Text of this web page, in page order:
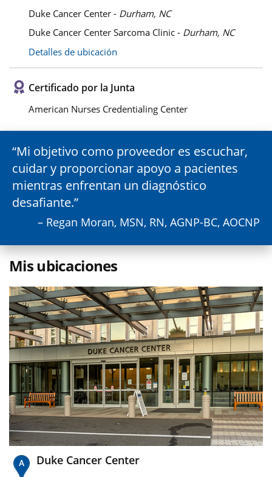
Duke Cancer Center - Durham, NC
Duke Cancer Center Sarcoma Clinic - Durham, NC
Detalles de ubicación
Certificado por la Junta
American Nurses Credentialing Center
Mi objetivo como proveedor es escuchar,
cuidar y proporcionar apoyo a pacientes
mientras enfrentan un diagnóstico
desafiante.
– Regan Moran, MSN, RN, AGNP-BC, AOCNP
Mis ubicaciones
Duke Cancer Center